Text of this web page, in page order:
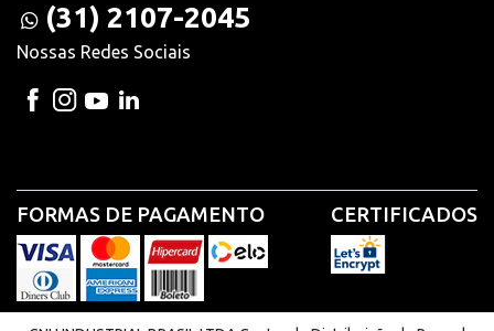
(31) 2107-2045
Nossas Redes Sociais
FORMAS DE PAGAMENTO CERTIFICADOS